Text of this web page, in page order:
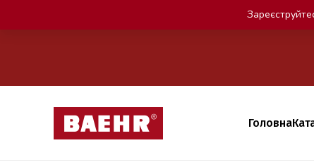
Головна